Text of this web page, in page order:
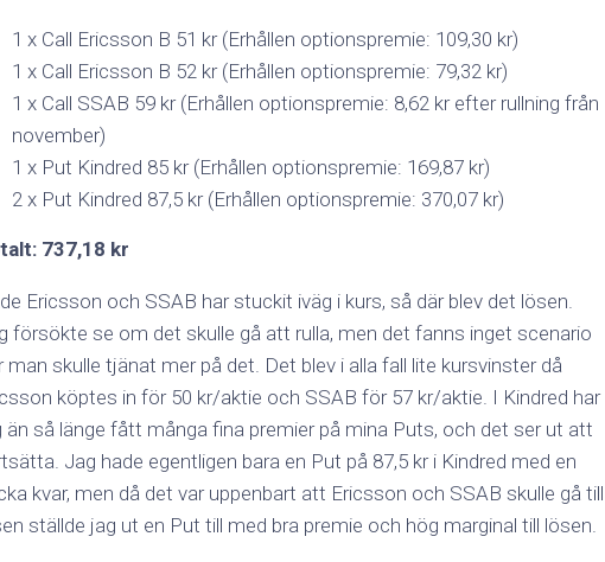
1 x Call Ericsson B 51 kr (Erhållen optionspremie: 109,30 kr)
1 x Call Ericsson B 52 kr (Erhållen optionspremie: 79,32 kr)
1 x Call SSAB 59 kr (Erhållen optionspremie: 8,62 kr efter rullning från
november)
1 x Put Kindred 85 kr (Erhållen optionspremie: 169,87 kr)
2 x Put Kindred 87,5 kr (Erhållen optionspremie: 370,07 kr)
737,18 kr
Ericsson och SSAB har stuckit iväg i kurs, så där blev det lösen.
försökte se om det skulle gå att rulla, men det fanns inget scenario
man skulle tjänat mer på det. Det blev i alla fall lite kursvinster då
köptes in för 50 kr/aktie och SSAB för 57 kr/aktie. I Kindred har
än så länge fått många fina premier på mina Puts, och det ser ut att
Jag hade egentligen bara en Put på 87,5 kr i Kindred med en
kvar, men då det var uppenbart att Ericsson och SSAB skulle gå till
ställde jag ut en Put till med bra premie och hög marginal till lösen.